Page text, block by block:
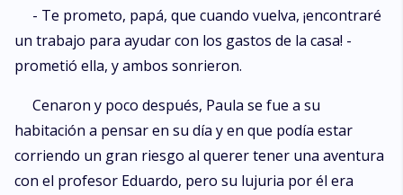
- Te prometo, papá, que cuando vuelva, ¡encontraré
un trabajo para ayudar con los gastos de la casa! -
prometió ella, y ambos sonrieron.
Cenaron y poco después, Paula se fue a su
habitación a pensar en su día y en que podía estar
corriendo un gran riesgo al querer tener una aventura
con el profesor Eduardo, pero su lujuria por él era